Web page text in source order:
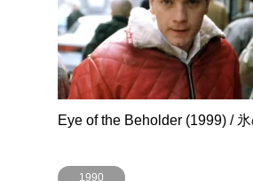
Eye of the Beholder (1999) /
1990